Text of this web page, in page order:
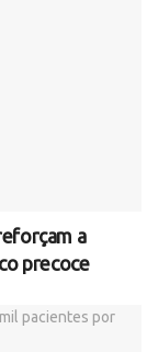
a
precoce